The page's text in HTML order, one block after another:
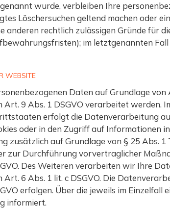
wurde, verbleiben Ihre
Löschersuchen geltend machen oder
rechtlich zulässigen Gründe für
im letztgenannten
WEBSITE
Daten auf Grundlage von
9 Abs. 1 DSGVO verarbeitet werden.
erfolgt die Datenverarbeitung
oder in den Zugriff auf Informationen
auf Grundlage von § 25 Abs. 1
zur Durchführung vorvertraglicher
Des Weiteren verarbeiten wir Ihre
6 Abs. 1 lit. c DSGVO. Die
erfolgen. Über die jeweils im Einzelfall
informiert.